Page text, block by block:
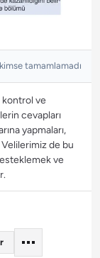
tamamlamadı
kontrol ve
cevapları
yapmaları,
Velilerimiz de bu
ve